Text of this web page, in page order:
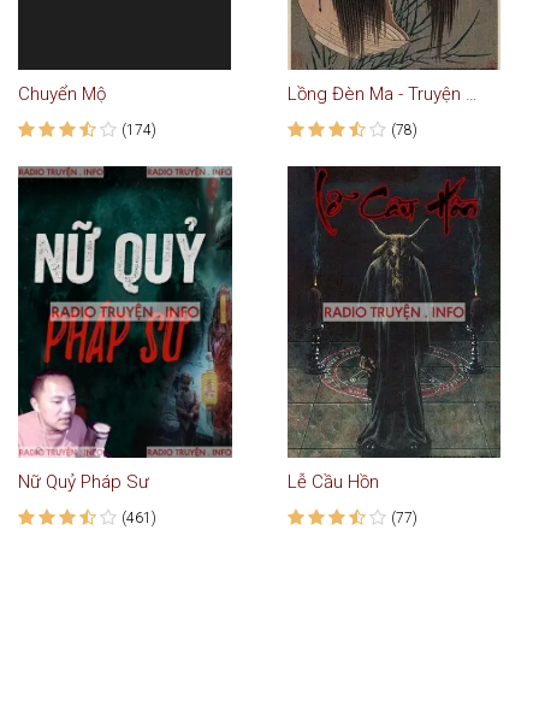
Chuyển Mộ
(174)
Lồng Đèn Ma - Truyện Ma
(78)
Nữ Quỷ Pháp Sư
(461)
Lễ Cầu Hồn
(77)